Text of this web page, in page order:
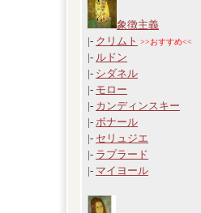
象徴主義
|- クリムト >>おすすめ<<
|- ルドン
|- シダネル
|- モロー
|- カンディンスキー
|- ボナール
|- セリュジエ
|- ラプラード
|- マイヨール